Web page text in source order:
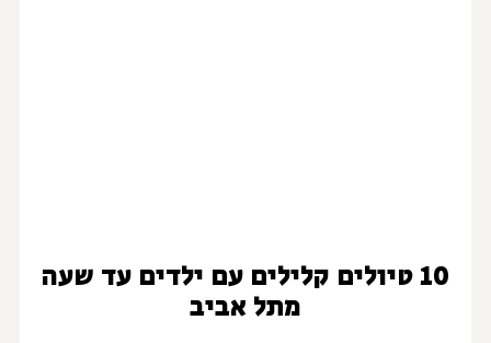
10 טיולים קלילים עם ילדים עד שעה
מתל אביב